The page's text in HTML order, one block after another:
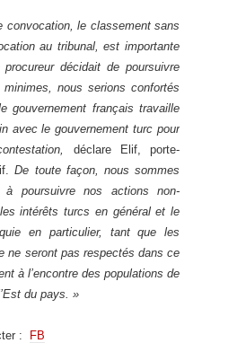
convocation, le classement sans
au tribunal, est importante
décidait de poursuivre
nous serions confortés
gouvernement français travaille
avec le gouvernement turc pour
déclare Elif, porte-
De toute façon, nous sommes
à poursuivre nos actions non-
intérêts turcs en général et le
en particulier, tant que les
ne seront pas respectés dans ce
à l’encontre des populations de
du pays. »
: FB